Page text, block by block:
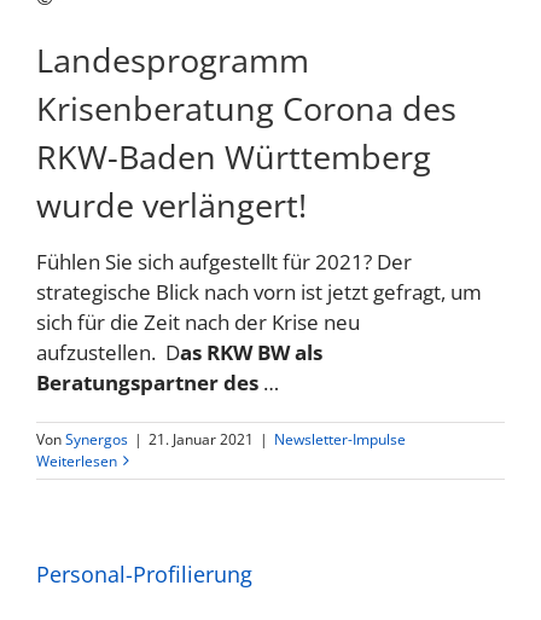
Landesprogramm
Krisenberatung Corona des
RKW-Baden Württemberg
wurde verlängert!
Fühlen Sie sich aufgestellt für 2021? Der
strategische Blick nach vorn ist jetzt gefragt, um
sich für die Zeit nach der Krise neu
aufzustellen. Das RKW BW als
Beratungspartner des …
VonSynergos | 21. Januar 2021 | Newsletter-Impulse
Weiterlesen
Personal-Profilierung